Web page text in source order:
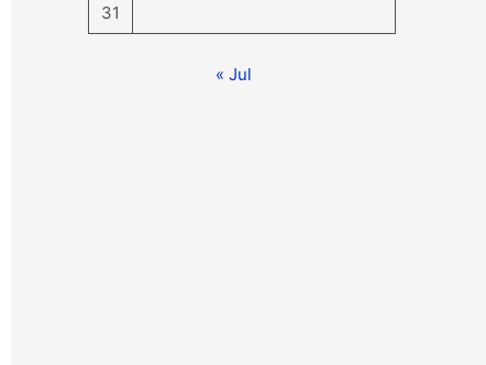
31
« Jul